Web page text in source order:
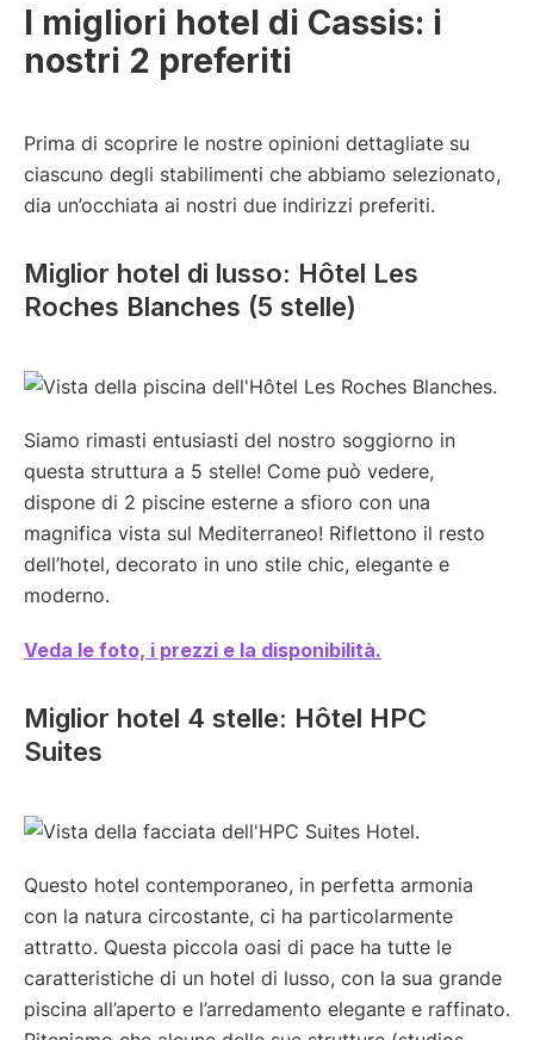
I migliori hotel di Cassis: i
nostri 2 preferiti
Prima di scoprire le nostre opinioni dettagliate su
ciascuno degli stabilimenti che abbiamo selezionato,
dia un’occhiata ai nostri due indirizzi preferiti.
Miglior hotel di lusso: Hôtel Les
Roches Blanches (5 stelle)
Siamo rimasti entusiasti del nostro soggiorno in
questa struttura a 5 stelle! Come può vedere,
dispone di 2 piscine esterne a sfioro con una
magnifica vista sul Mediterraneo! Riflettono il resto
dell’hotel, decorato in uno stile chic, elegante e
moderno.
Veda le foto, i prezzi e la disponibilità.
Miglior hotel 4 stelle: Hôtel HPC
Suites
Questo hotel contemporaneo, in perfetta armonia
con la natura circostante, ci ha particolarmente
attratto. Questa piccola oasi di pace ha tutte le
caratteristiche di un hotel di lusso, con la sua grande
piscina all’aperto e l’arredamento elegante e raffinato.